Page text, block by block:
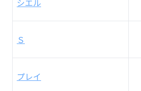
Ｓ
プレイ